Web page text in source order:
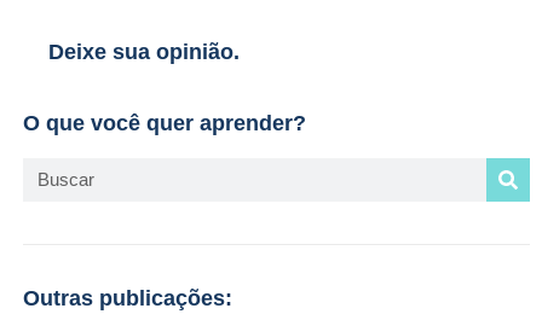
Deixe sua opinião.
O que você quer aprender?
Outras publicações: